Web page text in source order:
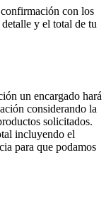
con los
y el total de tu
un encargado hará
considerando la
solicitados.
incluyendo el
para que podamos